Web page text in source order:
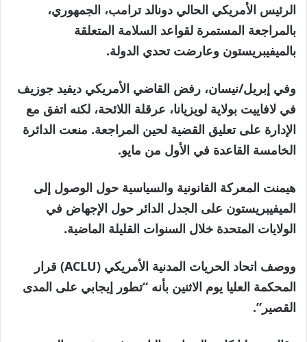
الرئيس الأمريكي الحالي دونالد ترامب، الجمهوري،
بالمراجعة المستمرة لقواعد السلامة المتعلقة
بالميفيبريستون وعارضت تحدي الدولة.
وفي إبريل/نيسان، رفض القاضي الأمريكي ديفيد جوزيف
في لافاييت بولاية لويزيانا، عرقلة اللائحة، لكنه اتفق مع
الإدارة على تعليق القضية لحين المراجعة. منعت الدائرة
الخامسة القاعدة في الأول من مايو.
هيمنت المعركة القانونية والسياسية حول الوصول إلى
الميفيبريستون على الجدل الدائر حول الإجهاض في
الولايات المتحدة خلال السنوات القليلة الماضية.
ووصف اتحاد الحريات المدنية الأمريكي (ACLU) قرار
المحكمة العليا يوم الاثنين بأنه “تطور إيجابي على المدى
القصير”.